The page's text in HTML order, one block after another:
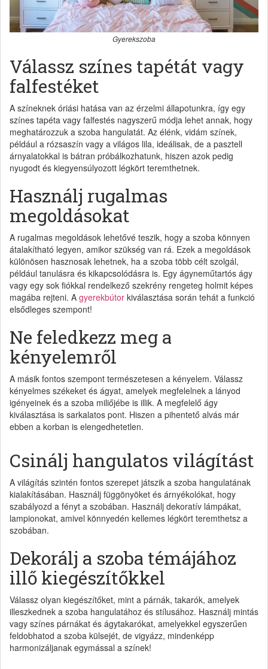
Gyerekszoba
Válassz színes tapétát vagy
falfestéket
A színeknek óriási hatása van az érzelmi állapotunkra, így egy
színes tapéta vagy falfestés nagyszerű módja lehet annak, hogy
meghatározzuk a szoba hangulatát. Az élénk, vidám színek,
például a rózsaszín vagy a világos lila, ideálisak, de a pasztell
árnyalatokkal is bátran próbálkozhatunk, hiszen azok pedig
nyugodt és kiegyensúlyozott légkört teremthetnek.
Használj rugalmas
megoldásokat
A rugalmas megoldások lehetővé teszik, hogy a szoba könnyen
átalakítható legyen, amikor szükség van rá. Ezek a megoldások
különösen hasznosak lehetnek, ha a szoba több célt szolgál,
például tanulásra és kikapcsolódásra is. Egy ágyneműtartós ágy
vagy egy sok fiókkal rendelkező szekrény rengeteg holmit képes
magába rejteni. A gyerekbútor kiválasztása során tehát a funkció
elsődleges szempont!
Ne feledkezz meg a
kényelemről
A másik fontos szempont természetesen a kényelem. Válassz
kényelmes székeket és ágyat, amelyek megfelelnek a lányod
igényeinek és a szoba miliőjébe is illik. A megfelelő ágy
kiválasztása is sarkalatos pont. Hiszen a pihentető alvás már
ebben a korban is elengedhetetlen.
Csinálj hangulatos világítást
A világítás szintén fontos szerepet játszik a szoba hangulatának
kialakításában. Használj függönyöket és árnyékolókat, hogy
szabályozd a fényt a szobában. Használj dekoratív lámpákat,
lampionokat, amivel könnyedén kellemes légkört teremthetsz a
szobában.
Dekorálj a szoba témájához
illő kiegészítőkkel
Válassz olyan kiegészítőket, mint a párnák, takarók, amelyek
illeszkednek a szoba hangulatához és stílusához. Használj mintás
vagy színes párnákat és ágytakarókat, amelyekkel egyszerűen
feldobhatod a szoba külsejét, de vigyázz, mindenképp
harmonizáljanak egymással a színek!